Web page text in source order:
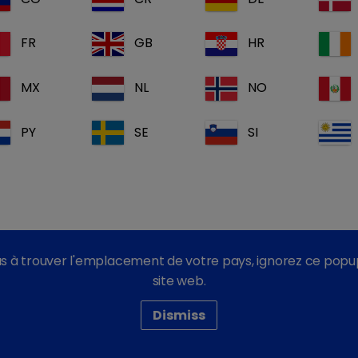
connecter
account_boxVous
Nos
Nos
FR GB HR
MX NL NO
PY SE SI
à trouver l'emplacement de votre pays, ignorez ce
site web.
Dismiss